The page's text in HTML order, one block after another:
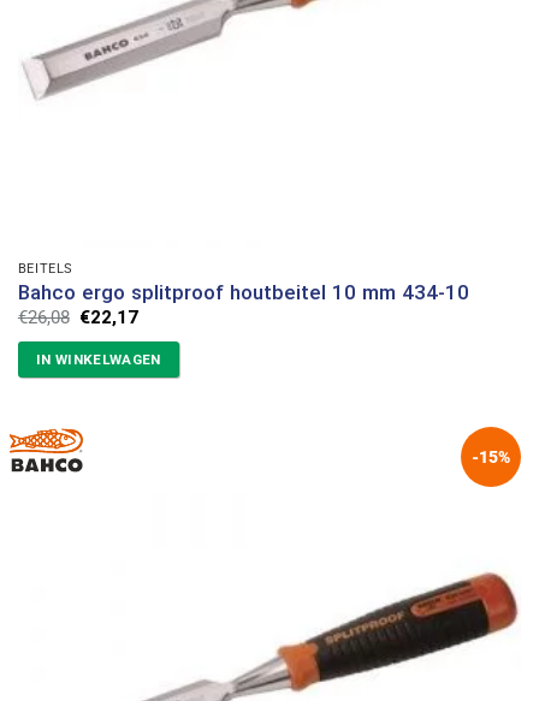
BEITELS
Bahco ergo splitproof houtbeitel 10 mm 434-10
€26,08 Oorspronkelijke
prijs
was:
€26,08.
€22,17Huidige
is:
€22,17.
IN WINKELWAGEN
-15%